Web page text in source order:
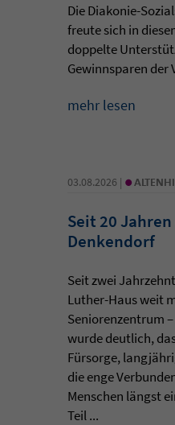
Die Diakonie-
freute sich in
doppelte
Gewinnsparen der
mehr lesen
03.08.2026 | •
Seit 20
Denkendorf
Seit zwei
Luther-Haus weit
Seniorenzentrum
wurde deutlich,
Fürsorge,
die enge
Menschen längst
Teil ...